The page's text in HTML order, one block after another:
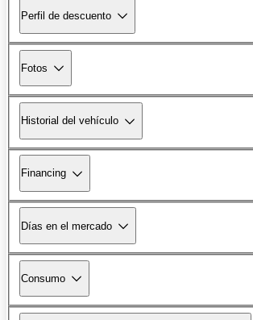
Perfil de descuento
Fotos
Historial del vehículo
Financing
Días en el mercado
Consumo